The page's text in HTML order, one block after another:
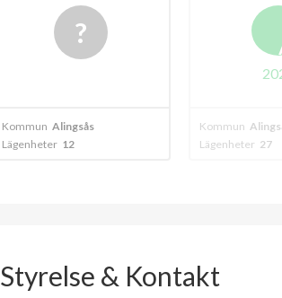
Kommun Alingsås
Lägenheter 12
Kommun
Lägenheter 27
Styrelse & Kontakt